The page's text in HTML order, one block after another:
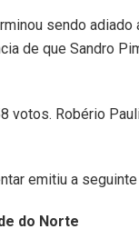
sendo
de que Sandro
votos. Robério
emitiu a seguinte
do Norte